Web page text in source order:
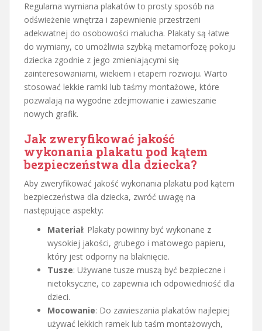
Regularna wymiana plakatów to prosty sposób na
odświeżenie wnętrza i zapewnienie przestrzeni
adekwatnej do osobowości malucha. Plakaty są łatwe
do wymiany, co umożliwia szybką metamorfozę pokoju
dziecka zgodnie z jego zmieniającymi się
zainteresowaniami, wiekiem i etapem rozwoju. Warto
stosować lekkie ramki lub taśmy montażowe, które
pozwalają na wygodne zdejmowanie i zawieszanie
nowych grafik.
Jak zweryfikować jakość
wykonania plakatu pod kątem
bezpieczeństwa dla dziecka?
Aby zweryfikować jakość wykonania plakatu pod kątem
bezpieczeństwa dla dziecka, zwróć uwagę na
następujące aspekty:
Materiał: Plakaty powinny być wykonane z
wysokiej jakości, grubego i matowego papieru,
który jest odporny na blaknięcie.
Tusze: Używane tusze muszą być bezpieczne i
nietoksyczne, co zapewnia ich odpowiedniość dla
dzieci.
Mocowanie: Do zawieszania plakatów najlepiej
używać lekkich ramek lub taśm montażowych,